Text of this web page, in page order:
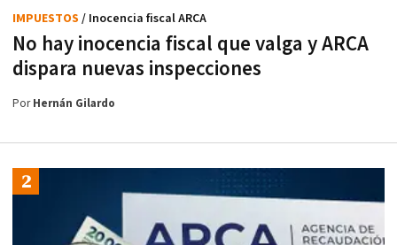
No hay inocencia fiscal que valga y ARCA
dispara nuevas inspecciones
IMPUESTOS / Inocencia fiscal ARCA
PorHernán Gilardo